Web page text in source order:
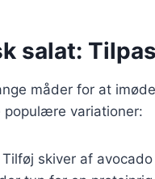
salat:
måder for at
populære variationer:
Tilføj skiver af